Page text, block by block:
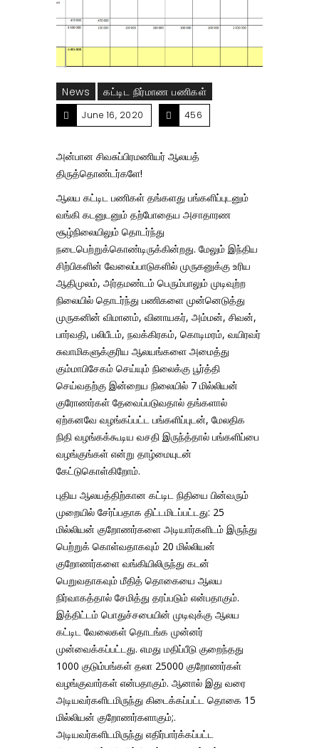
News கட்டிட நிர்மாண பணிகள்
June 16, 2020 456
அன்பான சிவசுப்பிரமணியர் ஆலயத்
திருத்தொண்டர்களே!
ஆலய கட்டிட பணிகள் தங்களது பங்களிப்புடனும்
வங்கி கடனுடனும் தற்போதைய அசாதாரண
சூழ்நிலையிலும் தொடர்ந்து
நடைபெற்றுக்கொண்டிருக்கின்றது. மேலும் இந்திய
சிற்பிகளின் வேலைப்பாடுகளில் முருகனுக்கு உரிய
ஆதிமுலம், அர்தமண்டம் பெரும்பாலும் முடிவுற்ற
நிலையில் தொடர்ந்து பணிகளை முன்னெடுத்து
முருகனின் விமானம், வினாயகர், அம்மன், சிவன்,
பார்வதி, பலிபீடம், நவக்கிரகம், கொடிமரம், வயிரவர்
சுவாமிகளுக்குரிய ஆலயங்களை அமைத்து
கும்மாபிசேகம் செய்யும் நிலைக்கு பூர்த்தி
செய்வதற்கு இன்றைய நிலையில் 7 மில்லியன்
குரோணர்கள் தேவைப்படுவதால் தங்களால்
ஏற்கனவே வழங்கப்பட்ட பங்களிப்புடன், மேலதிக
நிதி வழங்கக்கூடிய வசதி இருந்த்தால் பங்களிப்பை
வழங்குங்கள் என்று தாழ்மையுடன்
கேட்டுகொள்கிறோம்.
புதிய ஆலயத்திற்கான கட்டிட நிதியை பின்வரும்
முறையில் சேர்ப்பதாக திட்டமிடப்பட்டது: 25
மில்லியன் குறோணர்களை அடியார்களிடம் இருந்து
பெற்றுக் கொள்வதாகவும் 20 மில்லியன்
குறோணர்களை வங்கியிலிருந்து கடன்
பெறுவதாகவும் மீதித் தொகையை ஆலய
நிர்வாகத்தால் சேமித்து தரப்படும் என்பதாகும்.
இத்திட்டம் பொதுச்சபையின் முடிவுக்கு ஆலய
கட்டிட வேலைகள் தொடங்க முன்னர்
முன்வைக்கப்பட்டது. எமது மதிப்பீடு குறைந்தது
1000 குடும்பங்கள் தலா 25000 குறோணர்கள்
வழங்குவார்கள் என்பதாகும். ஆனால் இது வரை
அடியவர்களிடமிருந்து கிடைக்கப்பட்ட தொகை 15
மில்லியன் குறோணர்களாகும்;.
அடியவர்களிடமிருந்து எதிர்பார்க்கப்பட்ட